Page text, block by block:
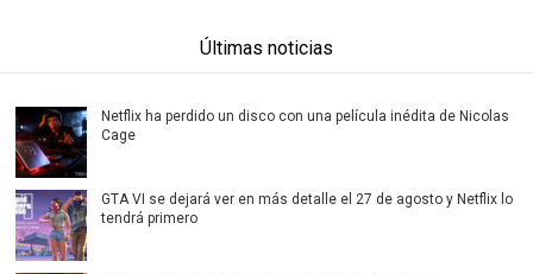
Últimas noticias
Netflix ha perdido un disco con una película inédita de Nicolas
Cage
GTA VI se dejará ver en más detalle el 27 de agosto y Netflix lo
tendrá primero